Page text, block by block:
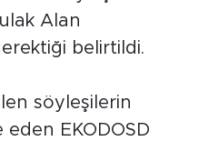
Alan
belirtildi.
söyleşilerin
EKODOSD